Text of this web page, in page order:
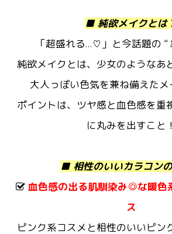
■ 純欲メイクとは
「超盛れる…♡」と今話題の “
純欲メイクとは、少女のようなあ
大人っぽい色気を兼ね備えたメ
ポイントは、ツヤ感と血色感を重
に丸みを出すこと！
■ 相性のいいカラコン
血色感の出る肌馴染み◎な暖色
ス
ピンク系コスメと相性のいいピン